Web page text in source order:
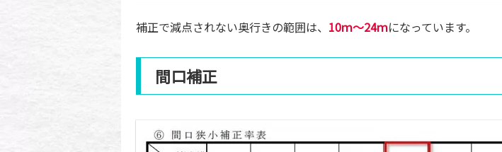
補正で減点されない奥行きの範囲は、 10ｍ～24ｍになっています。
間口補正